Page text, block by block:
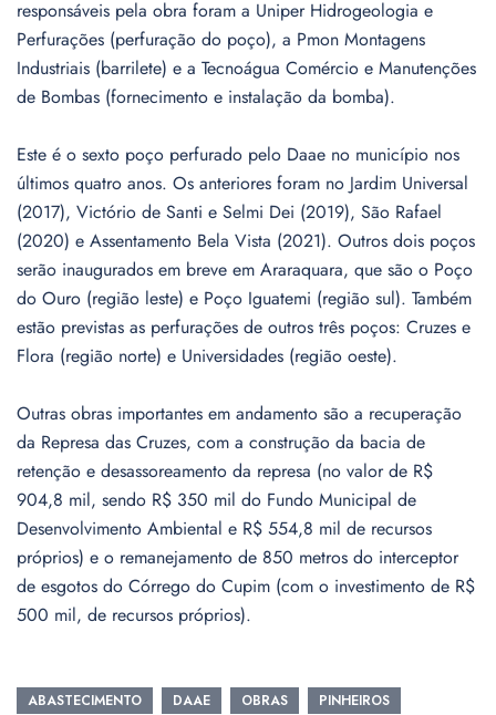
responsáveis pela obra foram a Uniper Hidrogeologia e
Perfurações (perfuração do poço), a Pmon Montagens
Industriais (barrilete) e a Tecnoágua Comércio e Manutenções
de Bombas (fornecimento e instalação da bomba).
Este é o sexto poço perfurado pelo Daae no município nos
últimos quatro anos. Os anteriores foram no Jardim Universal
(2017), Victório de Santi e Selmi Dei (2019), São Rafael
(2020) e Assentamento Bela Vista (2021). Outros dois poços
serão inaugurados em breve em Araraquara, que são o Poço
do Ouro (região leste) e Poço Iguatemi (região sul). Também
estão previstas as perfurações de outros três poços: Cruzes e
Flora (região norte) e Universidades (região oeste).
Outras obras importantes em andamento são a recuperação
da Represa das Cruzes, com a construção da bacia de
retenção e desassoreamento da represa (no valor de R$
904,8 mil, sendo R$ 350 mil do Fundo Municipal de
Desenvolvimento Ambiental e R$ 554,8 mil de recursos
próprios) e o remanejamento de 850 metros do interceptor
de esgotos do Córrego do Cupim (com o investimento de R$
500 mil, de recursos próprios).
ABASTECIMENTO DAAE OBRAS
PINHEIROS